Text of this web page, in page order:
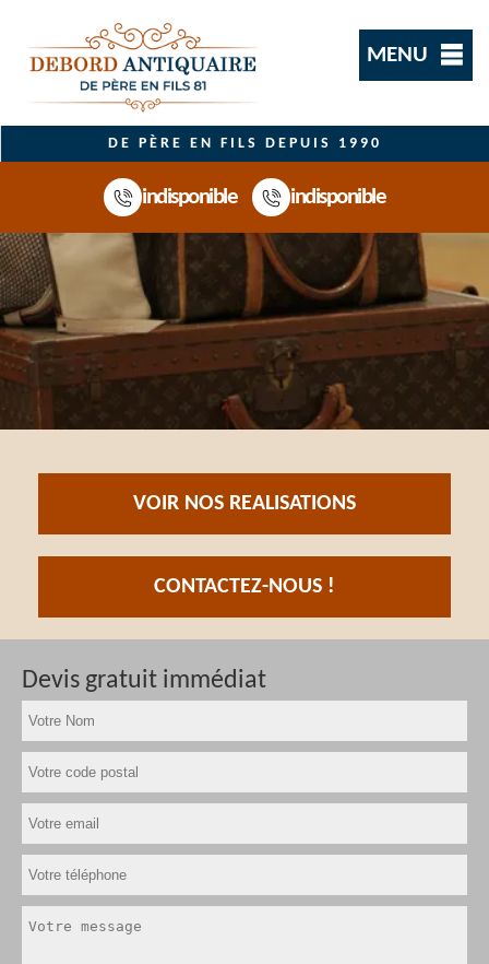
MENU
DE PÈRE EN FILS DEPUIS 1990
indisponible indisponible
VOIR NOS REALISATIONS
CONTACTEZ-NOUS !
Devis gratuit immédiat